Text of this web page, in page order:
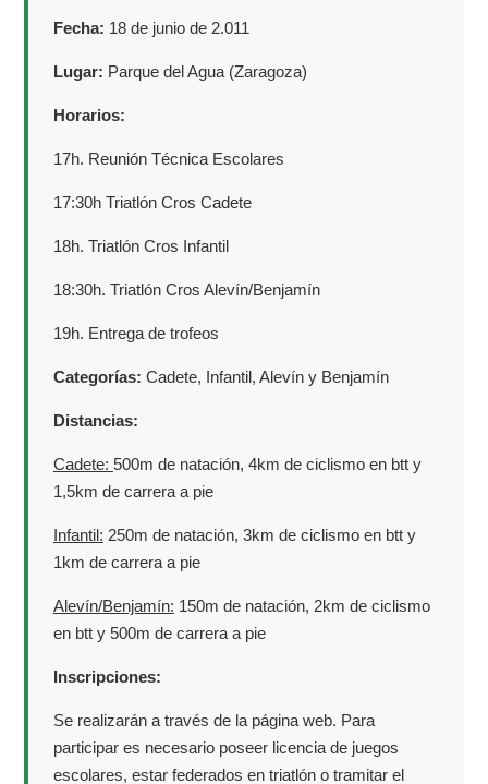
Fecha: 18 de junio de 2.011
Lugar: Parque del Agua (Zaragoza)
Horarios:
17h. Reunión Técnica Escolares
17:30h Triatlón Cros Cadete
18h. Triatlón Cros Infantil
18:30h. Triatlón Cros Alevín/Benjamín
19h. Entrega de trofeos
Categorías: Cadete, Infantil, Alevín y Benjamín
Distancias:
Cadete: 500m de natación, 4km de ciclismo en btt y
1,5km de carrera a pie
Infantil: 250m de natación, 3km de ciclismo en btt y
1km de carrera a pie
Alevín/Benjamín: 150m de natación, 2km de ciclismo
en btt y 500m de carrera a pie
Inscripciones:
Se realizarán a través de la página web. Para
participar es necesario poseer licencia de juegos
escolares, estar federados en triatlón o tramitar el